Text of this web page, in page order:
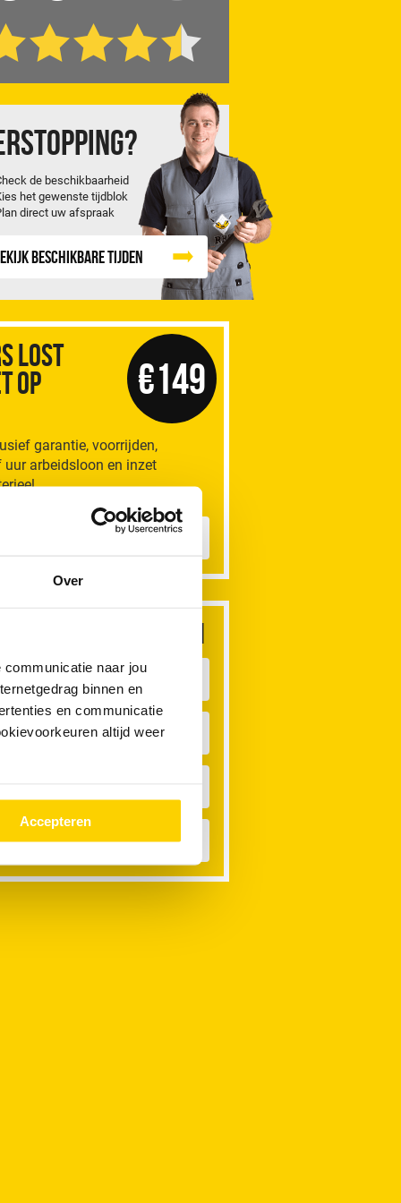
Over
naar jou
binnen en
en communicatie
altijd weer
Accepteren
de beschikbaarheid
het gewenste tijdblok
direct uw afspraak
beschikbare tijden
Lost
op
garantie, voorrijden,
uur arbeidsloon en inzet
€149
rioolproblemen
Verstopt
Verstopt